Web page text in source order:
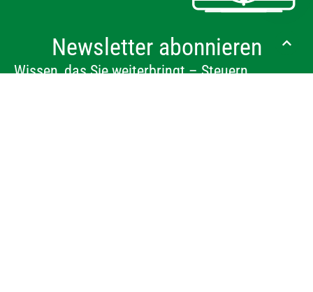
Newsletter abonnieren
Wissen, das Sie weiterbringt – Steuern,